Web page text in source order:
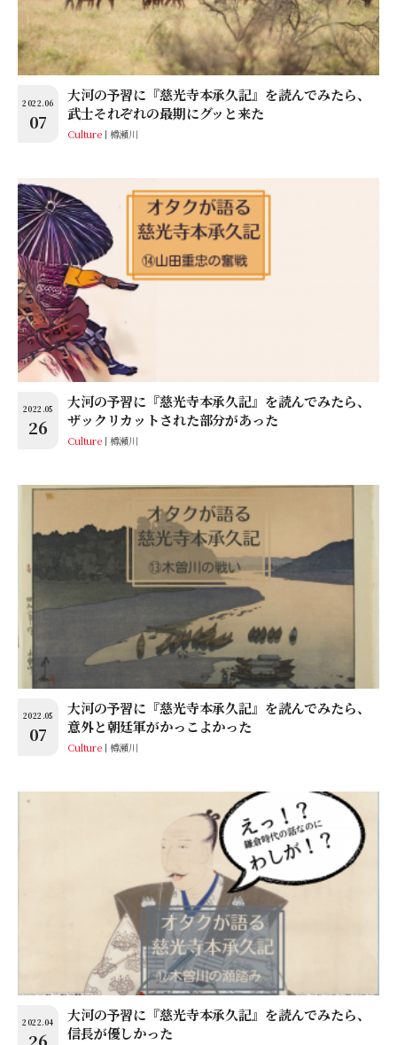
2022.06
07
大河の予習に『慈光寺本承久記』を読んでみたら、
武士それぞれの最期にグッと来た
Culture 樽瀬川
2022.05
26
大河の予習に『慈光寺本承久記』を読んでみたら、
ザックリカットされた部分があった
Culture 樽瀬川
2022.05
07
大河の予習に『慈光寺本承久記』を読んでみたら、
意外と朝廷軍がかっこよかった
Culture 樽瀬川
2022.04
26
大河の予習に『慈光寺本承久記』を読んでみたら、
信長が優しかった